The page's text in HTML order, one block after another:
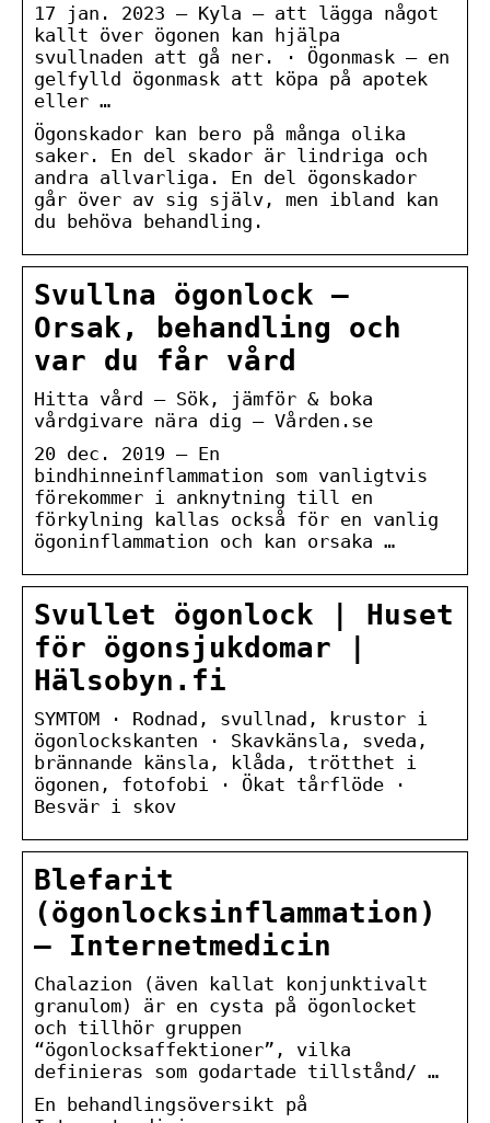
17 jan. 2023 — Kyla – att lägga något
kallt över ögonen kan hjälpa
svullnaden att gå ner. · Ögonmask – en
gelfylld ögonmask att köpa på apotek
eller …
Ögonskador kan bero på många olika
saker. En del skador är lindriga och
andra allvarliga. En del ögonskador
går över av sig själv, men ibland kan
du behöva behandling.
Svullna ögonlock –
Orsak, behandling och
var du får vård
Hitta vård – Sök, jämför & boka
vårdgivare nära dig – Vården.se
20 dec. 2019 — En
bindhinneinflammation som vanligtvis
förekommer i anknytning till en
förkylning kallas också för en vanlig
ögoninflammation och kan orsaka …
Svullet ögonlock | ​Huset
för ögonsjukdomar |
Hälsobyn.fi
SYMTOM · Rodnad, svullnad, krustor i
ögonlockskanten · Skavkänsla, sveda,
brännande känsla, klåda, trötthet i
ögonen, fotofobi · Ökat tårflöde ·
Besvär i skov
Blefarit
(ögonlocksinflammation)
– Internetmedicin
Chalazion (även kallat konjunktivalt
granulom) är en cysta på ögonlocket
och tillhör gruppen
“ögonlocksaffektioner”, vilka
definieras som godartade tillstånd/ …
En behandlingsöversikt på